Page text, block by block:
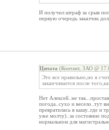
И получил штраф за срыв
первую очередь заказчик
Цитата (Контакт, ЗАО @
Это все правильно,но я
заканчивается после
Нет Алексей..не
погода..сухо и весело..тут
превратилась в кашу..где и
уже молчу)..за состояние
нормальном для